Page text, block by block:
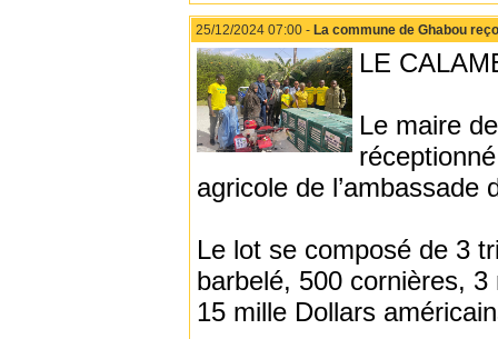
25/12/2024 07:00 - La commune de Ghabou
LE
Le maire
agricole de l’ambassade
Le lot se composé de 3
barbelé, 500 cornières,
15 mille Dollars